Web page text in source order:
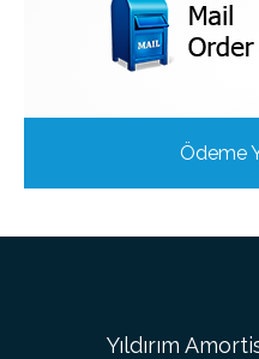
Ödeme
Yıldırım